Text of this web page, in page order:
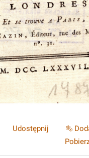
Udostępnij